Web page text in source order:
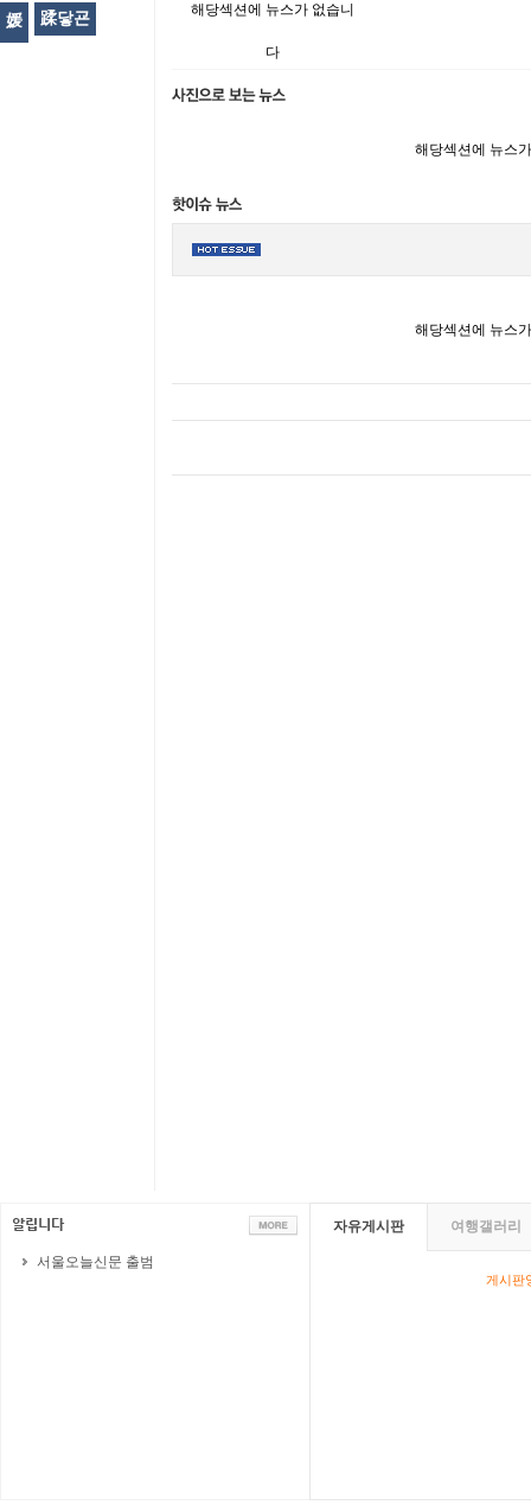
媛 蹂닿굔 해당섹션에 뉴스가 없습니
다
해당섹션에 뉴스
해당섹션에 뉴스
서울오늘신문 출범
자유게시판 여행갤러리
게시판